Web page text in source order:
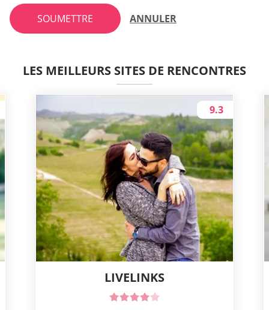
SOUMETTRE ANNULER
LES MEILLEURS SITES DE RENCONTRES
LIVELINKS
9.3